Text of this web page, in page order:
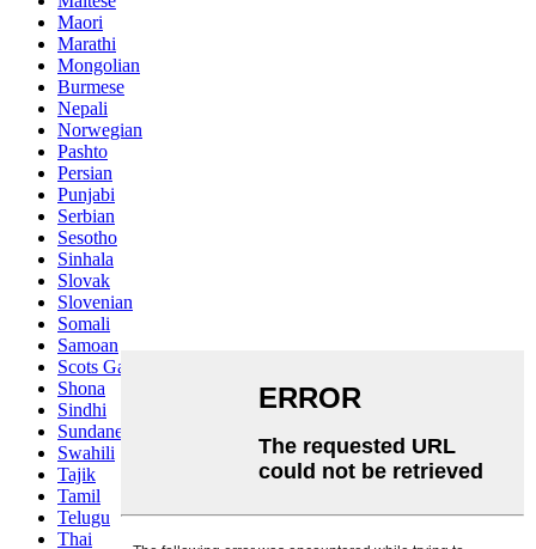
Maori
Marathi
Mongolian
Burmese
Nepali
Norwegian
Pashto
Persian
Punjabi
Serbian
Sesotho
Sinhala
Slovak
Slovenian
Somali
Samoan
Scots Gaelic
Shona
Sindhi
Sundanese
Swahili
Tajik
Tamil
Telugu
Thai